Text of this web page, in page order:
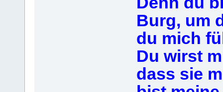
Burg, um
du mich
Du wirst
dass sie